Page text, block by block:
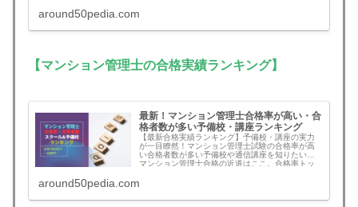
around50pedia.com
【マンション管理士の合格実績ランキング】
最新！マンション管理士合格率が高い・合
格者数が多い予備校・講座ランキング
【最新合格実績ランキング】予備校・講座の実力
が一目瞭然！マンション管理士試験の合格率が高
い合格者数が多い予備校や通信講座を知りたい！
マンション管理士合格の近道はここ。合格率トッ
around50pedia.com